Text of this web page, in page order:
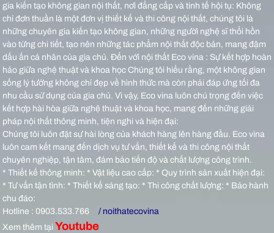
gia kiến tạo không gian nội thất, nơi đẳng cấp và tinh tế hội tụ: Không
chỉ đơn thuần là một đơn vị thiết kế và thi công nội thất, chúng tôi là
những chuyên gia kiến tạo không gian, những người nghệ sĩ thổi hồn
vào từng chi tiết, tạo nên những tác phẩm nội thất độc bản, mang đậm
dấu ấn cá nhân của gia chủ. Đến với nội thất Eco vina : Sự kết hợp hoàn
hảo giữa nghệ thuật và khoa học Chúng tôi hiểu rằng, một không gian
sống lý tưởng không chỉ đẹp về hình thức mà còn phải đáp ứng tối đa
nhu cầu sử dụng của gia chủ. Vì vậy, Eco vina luôn chú trọng đến việc
kết hợp hài hòa giữa nghệ thuật và khoa học, mang đến những giải
pháp nội thất thông minh, tiện nghi và hiện đại:
Chúng tôi luôn đặt sự hài lòng của khách hàng lên hàng đầu. Eco vina
luôn cam kết mang đến dịch vụ tư vấn, thiết kế và thi công nội thất
chuyên nghiệp, tận tâm, đảm bảo tiến độ và chất lượng công trình.
* Thiết kế thông minh: * Vật liệu cao cấp: * Quy trình sản xuất hiện đại:
* Tư vấn tận tình: * Thiết kế sáng tạo: * Thi công chất lượng: * Bảo hành
chu đáo:
Hotline : 0903.533.766
/ noithatecovina
Xem thêm tại Youtube